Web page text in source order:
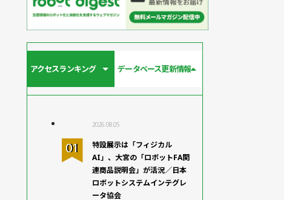
アクセスランキング データベース更新情報
2026.08.05
特設展示は「フィジカル
AI」、大宮の「ロボットFA関
連商品説明会」が活況／日本
ロボットシステムインテグレ
ータ協会